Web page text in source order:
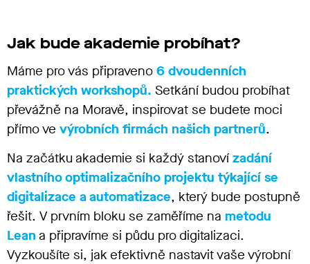
Jak bude akademie probíhat?
Máme pro vás připraveno 6 dvoudenních
praktických workshopů. Setkání budou probíhat
převážně na Moravě, inspirovat se budete moci
přímo ve výrobních firmách našich partnerů.
Na začátku akademie si každý stanoví zadání
vlastního optimalizačního projektu týkající se
digitalizace a automatizace, který bude postupně
řešit. V prvním bloku se zaměříme na metodu
Lean a připravíme si půdu pro digitalizaci.
Vyzkoušíte si, jak efektivně nastavit vaše výrobní